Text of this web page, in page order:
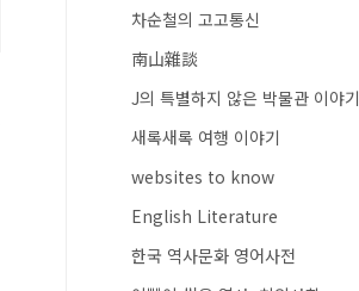
차순철의 고고통신
南山雜談
J의 특별하지 않은 박물관 이야기
새록새록 여행 이야기
websites to know
English Literature
한국 역사문화 영어사전